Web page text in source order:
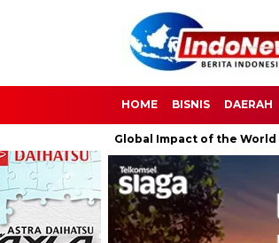
HOME BISNIS DAERAH
The Global Impact of the World Cup